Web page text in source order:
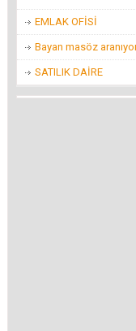
Mehmet
İnsanlığın
11 Ağustos
Mehti Saraç
EMLAK OFİSİ
Bayan masöz
SATILIK DAİRE